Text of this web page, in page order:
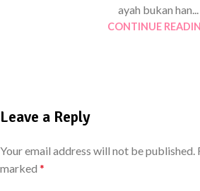
ayah bukan han...
CONTINUE
Leave a Reply
Your email address will not be published.
marked *